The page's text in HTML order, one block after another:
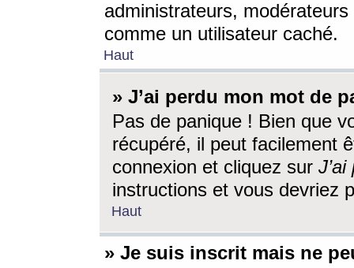
administrateurs,
comme un utilisateur caché.
Haut
» J’ai perdu mon mot de
Pas de panique ! Bien que
récupéré, il peut facilement
connexion et cliquez sur
instructions et vous devriez
Haut
» Je suis inscrit mais ne